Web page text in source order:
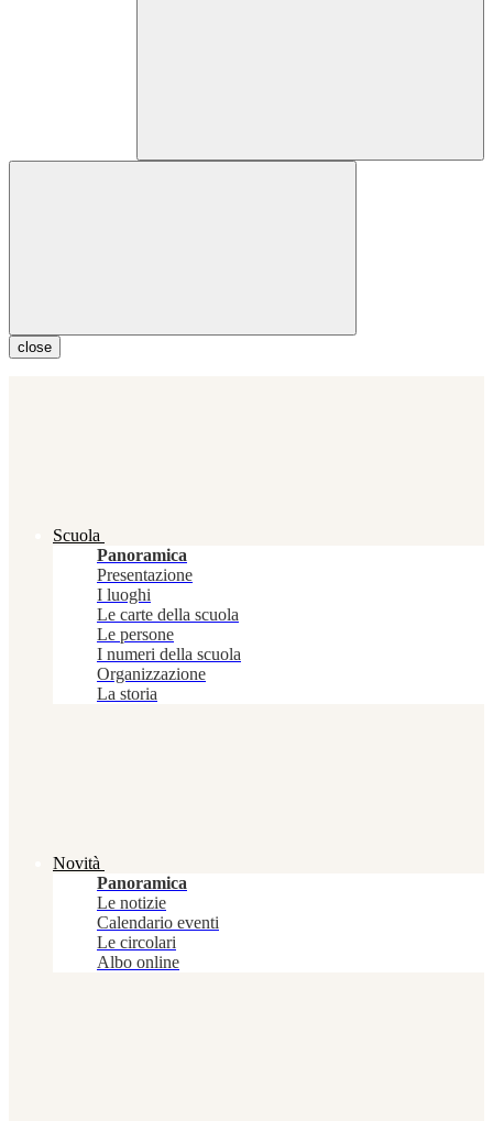
close
Scuola
Panoramica
Presentazione
I luoghi
Le carte della scuola
Le persone
I numeri della scuola
Organizzazione
La storia
Novità
Panoramica
Le notizie
Calendario eventi
Le circolari
Albo online